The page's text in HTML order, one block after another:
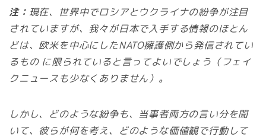
注： 現在、世界中でロシアとウクライナの紛争が注目
されていますが、我々が日本で入手する情報のほとん
どは、欧米を中心にしたNATO擁護側から発信されてい
るもの に限られていると言ってよいでしょう（フェイ
クニュースも少なくありません）。
しかし、どのような紛争も、当事者両方の言い分を聞
いて、彼らが何を考え、どのような価値観で行動して